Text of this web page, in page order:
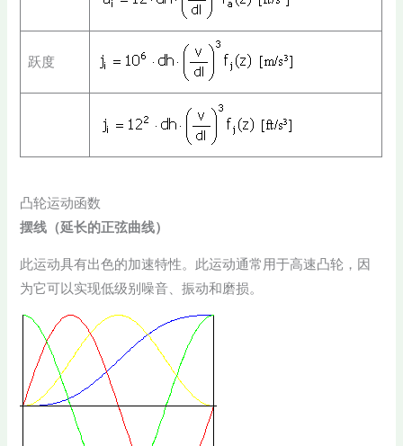
跃度
凸轮运动函数
摆线（延长的正弦曲线）
此运动具有出色的加速特性。此运动通常用于高速凸轮，因
为它可以实现低级别噪音、振动和磨损。